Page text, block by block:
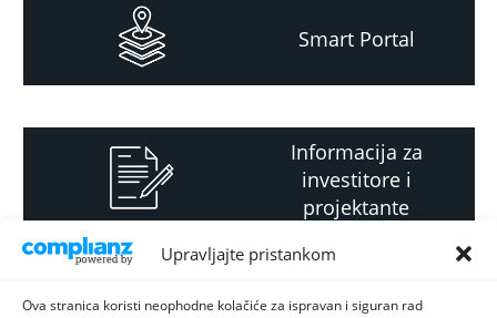
Upravljajte pristankom
Ova stranica koristi neophodne kolačiće za ispravan i siguran rad
Smart Portal
Informacija za
investitore i
projektante
Strateški i planski